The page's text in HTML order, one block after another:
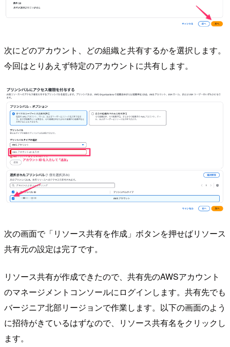
次にどのアカウント、どの組織と共有するかを選択します。
今回はとりあえず特定のアカウントに共有します。
次の画面で「リソース共有を作成」ボタンを押せばリソース
共有元の設定は完了です。
リソース共有が作成できたので、共有先のAWSアカウント
のマネージメントコンソールにログインします。共有先でも
バージニア北部リージョンで作業します。以下の画面のよう
に招待がきているはずなので、リソース共有名をクリックし
ます。